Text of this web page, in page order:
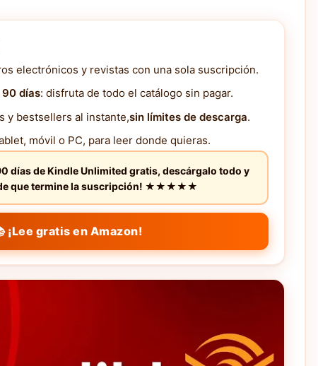
electrónicos y revistas con una sola suscripción.
días: disfruta de todo el catálogo sin pagar.
y bestsellers al instante,sin límites de descarga.
móvil o PC, para leer donde quieras.
días de Kindle Unlimited gratis, descárgalo todo y
de que termine la suscripción! ★★★★★
¡Lee gratis en Amazon!